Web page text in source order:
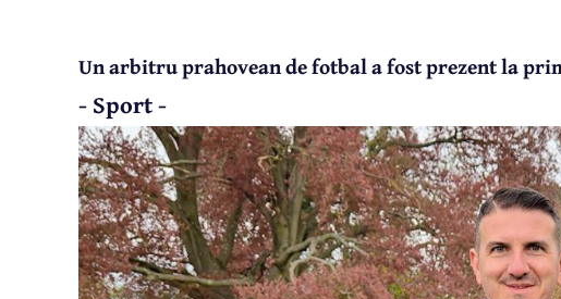
Un arbitru prahovean de fotbal a fost prezent la
- Sport -